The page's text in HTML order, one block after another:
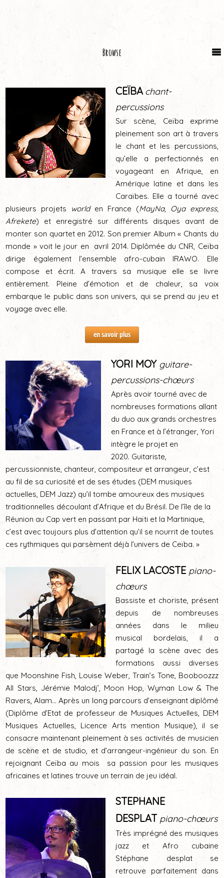
Browse
CEÏBAchant-
percussions
Sur scène, Ceïba exprime
pleinement son art à travers
le chant et les percussions,
qu’elle a perfectionnés en
voyageant en Afrique, en
Amérique latine et dans les
Caraïbes. Elle a tourné avec
plusieurs projets
worlden France (MayNa, Oya express,
Afrekete) et enregistré sur différents disques avant de
monter son quartet en 2012. Son premier Album « Chants du
monde » voit le jour en avril 2014. Diplômée du CNR, Ceïba
dirige également l’ensemble afro-cubain IRAWO. Elle
compose et écrit. A travers sa musique elle se livre
entièrement. Pleine d’émotion et de chaleur, sa voix
embarque le public dans son univers, qui se prend au jeu et
voyage avec elle.
en savoir plus
YORI MOY guitare-
percussions-chœurs
Après avoir tourné avec de
nombreuses formations allant
du duo aux grands orchestres
en France et à l’étranger, Yori
intègre le projet en
2020. Guitariste,
percussionniste, chanteur, compositeur et arrangeur, c’est
au fil de sa curiosité et de ses études (DEM musiques
actuelles, DEM Jazz) qu’il tombe amoureux des musiques
traditionnelles découlant d’Afrique et du Brésil. De l’île de la
Réunion au Cap vert en passant par Haïti et la Martinique,
c’est avec toujours plus d’attention qu’il se nourrit de toutes
ces rythmiques qui parsèment déjà l’univers de Ceïba. »
FELIX LACOSTE piano-
chœurs
Bassiste et choriste, présent
depuis de nombreuses
années dans le milieu
musical bordelais, il a
partagé la scène avec des
formations aussi diverses
que Moonshine Fish, Louise Weber, Train’s Tone, Booboozzz
All Stars, Jérémie Malodj’, Moon Hop, Wyman Low & The
Ravers, Alam… Après un long parcours d’enseignant diplômé
(Diplôme d’Etat de professeur de Musiques Actuelles, DEM
Musiques Actuelles, Licence Arts mention Musique), il se
consacre maintenant pleinement à ses activités de musicien
de scène et de studio, et d’arrangeur-ingénieur du son. En
rejoignant Ceïba au mois sa passion pour les musiques
africaines et latines trouve un terrain de jeu idéal.
STEPHANE
DESPLAT piano-chœurs
Très imprégné des musiques
jazz et Afro cubaine
Stéphane desplat se
retrouve parfaitement dans